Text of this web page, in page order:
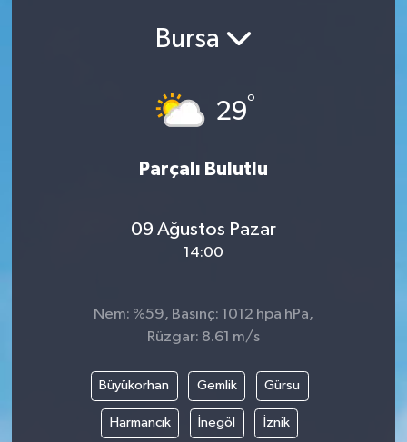
Bursa
29°
Parçalı Bulutlu
09 Ağustos Pazar
14:00
Nem: %59, Basınç: 1012 hpa hPa,
Rüzgar: 8.61 m/s
Büyükorhan Gemlik Gürsu
Harmancık İnegöl İznik